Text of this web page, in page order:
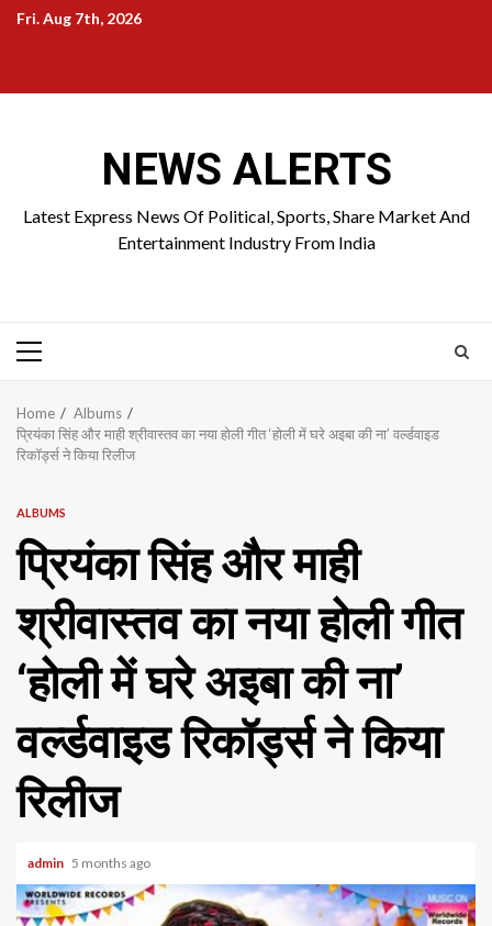
SkipFri. Aug 7th, 2026
NEWS ALERTS
Latest Express News Of Political, Sports, Share Market And
Entertainment Industry From India
Primary
Home
Albums
प्रियंका सिंह और माही श्रीवास्तव का नया होली गीत ‘होली में घरे अइबा की ना’ वर्ल्डवाइड
रिकॉर्ड्स ने किया रिलीज
ALBUMS
प्रियंका सिंह और माही
श्रीवास्तव का नया होली गीत
‘होली में घरे अइबा की ना’
वर्ल्डवाइड रिकॉर्ड्स ने किया
रिलीज
admin 5 months ago